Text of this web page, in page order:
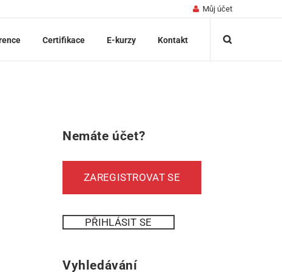
Můj účet
Certifikace E-kurzy Kontakt
Nemáte účet?
ZAREGISTROVAT SE
PŘIHLÁSIT SE
Vyhledávání